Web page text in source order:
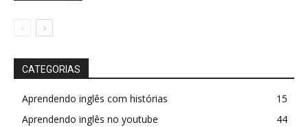
CATEGORIAS
Aprendendo inglês com histórias
15
Aprendendo inglês no youtube
44